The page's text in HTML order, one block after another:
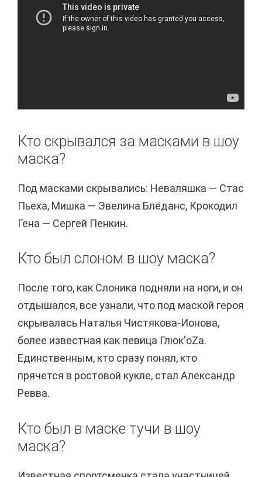
Кто скрывался за масками в шоу
маска?
Под масками скрывались: Неваляшка — Стас
Пьеха, Мишка — Эвелина Блёданс, Крокодил
Гена — Сергей Пенкин.
Кто был слоном в шоу маска?
После того, как Слоника подняли на ноги, и он
отдышался, все узнали, что под маской героя
скрывалась Наталья Чистякова-Ионова,
более известная как певица Глюк'oZa.
Единственным, кто сразу понял, кто
прячется в ростовой кукле, стал Александр
Ревва.
Кто был в маске тучи в шоу
маска?